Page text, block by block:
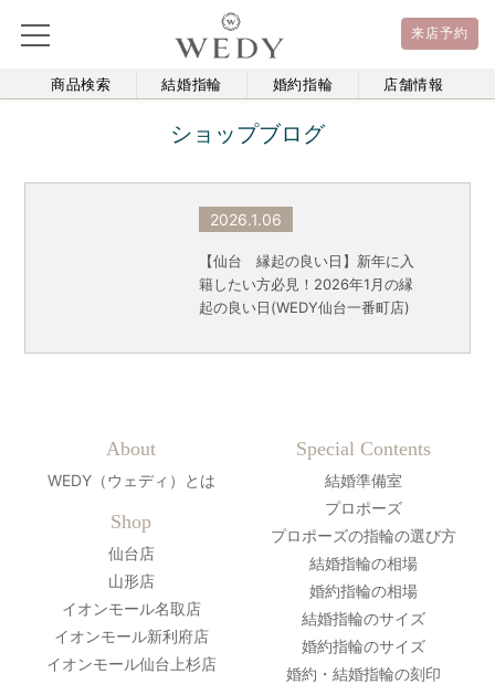
来店予約
商品検索 結婚指輪 婚約指輪 店舗情報
ショップブログ
2026.1.06
【仙台 縁起の良い日】新年に入
籍したい方必見！2026年1月の縁
起の良い日(WEDY仙台一番町店)
About
WEDY（ウェディ）とは
Shop
仙台店
山形店
イオンモール名取店
イオンモール新利府店
イオンモール仙台上杉店
Special Contents
結婚準備室
プロポーズ
プロポーズの指輪の選び方
結婚指輪の相場
婚約指輪の相場
結婚指輪のサイズ
婚約指輪のサイズ
婚約・結婚指輪の刻印